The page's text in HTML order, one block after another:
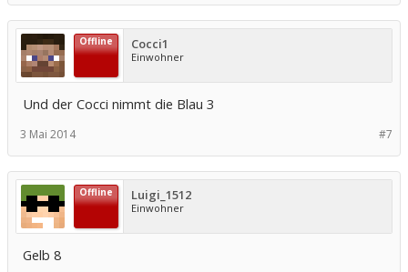
Offline Cocci1
Einwohner
Und der Cocci nimmt die Blau 3
#7
3 Mai 2014
Offline Luigi_1512
Einwohner
Gelb 8